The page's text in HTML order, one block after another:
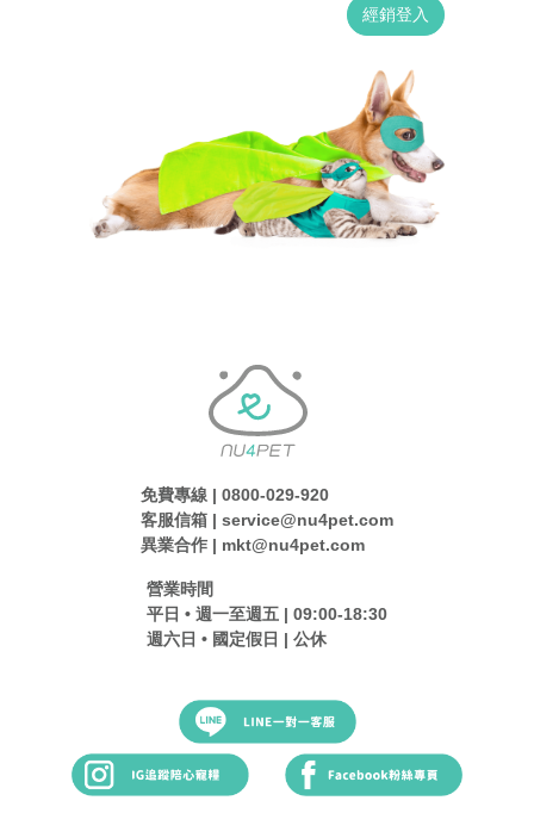
經銷登入
免費專線 | 0800-029-920
客服信箱 | service@nu4pet.com
異業合作 | mkt@nu4pet.com
營業時間
平日 • 週一至週五 | 09:00-18:30
週六日 • 國定假日 | 公休